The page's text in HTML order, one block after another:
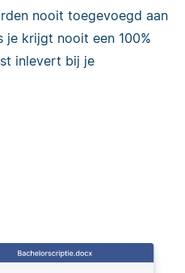
nooit toegevoegd aan
je krijgt nooit een 100%
inlevert bij je